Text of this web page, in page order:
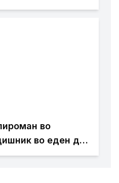
во
во еден ден
пожари